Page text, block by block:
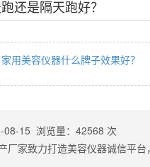
还是隔天跑好？
家用美容仪器什么牌子效果好？
08-15 浏览量： 42568 次
厂家致力打造美容仪器诚信平